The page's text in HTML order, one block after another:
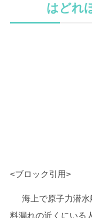
はどれ
<ブロック引用>
海上で原子力潜
料漏れの近くにいる